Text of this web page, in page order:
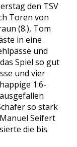
den TSV
Toren von
(8.), Tom
in eine
und
Spiel so gut
und vier
1:6-
so stark
Seifert
die bis